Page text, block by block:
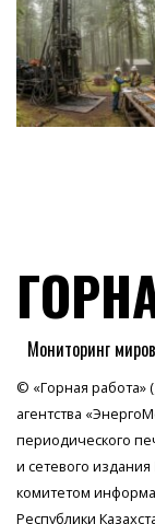
Мониторинг
© «Горная работа»
агентства
периодического
и сетевого
комитетом
Республики